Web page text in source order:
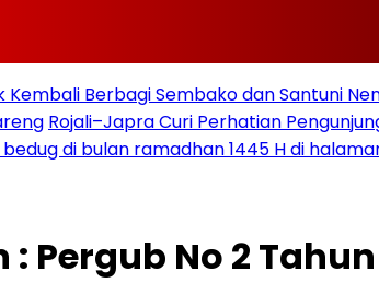
Berbagi Sembako dan Santuni
Rojali–Japra Curi Perhatian
di bulan ramadhan 1445 H di
: Pergub No 2